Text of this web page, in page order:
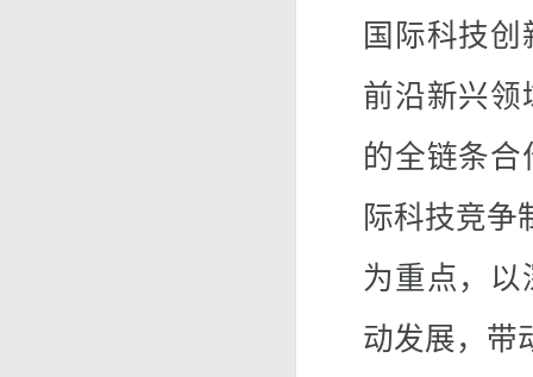
国际科技
前沿新兴领
的全链条
际科技竞争
为重点，
动发展，带